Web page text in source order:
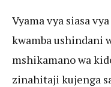
Vyama vya siasa
kwamba ushindani
mshikamano wa
zinahitaji kujenga